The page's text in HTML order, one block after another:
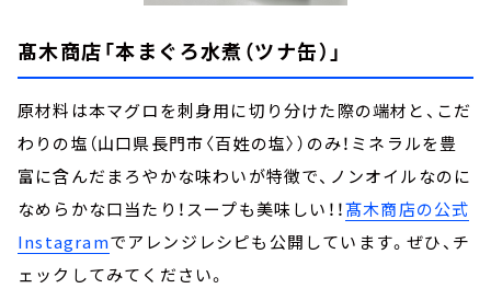
髙木商店「本まぐろ水煮（ツナ缶）」
原材料は本マグロを刺身用に切り分けた際の端材と、こだ
わりの塩（山口県長門市〈百姓の塩〉）のみ！ミネラルを豊
富に含んだまろやかな味わいが特徴で、ノンオイルなのに
なめらかな口当たり！スープも美味しい！！髙木商店の公式
Instagramでアレンジレシピも公開しています。ぜひ、チ
ェックしてみてください。